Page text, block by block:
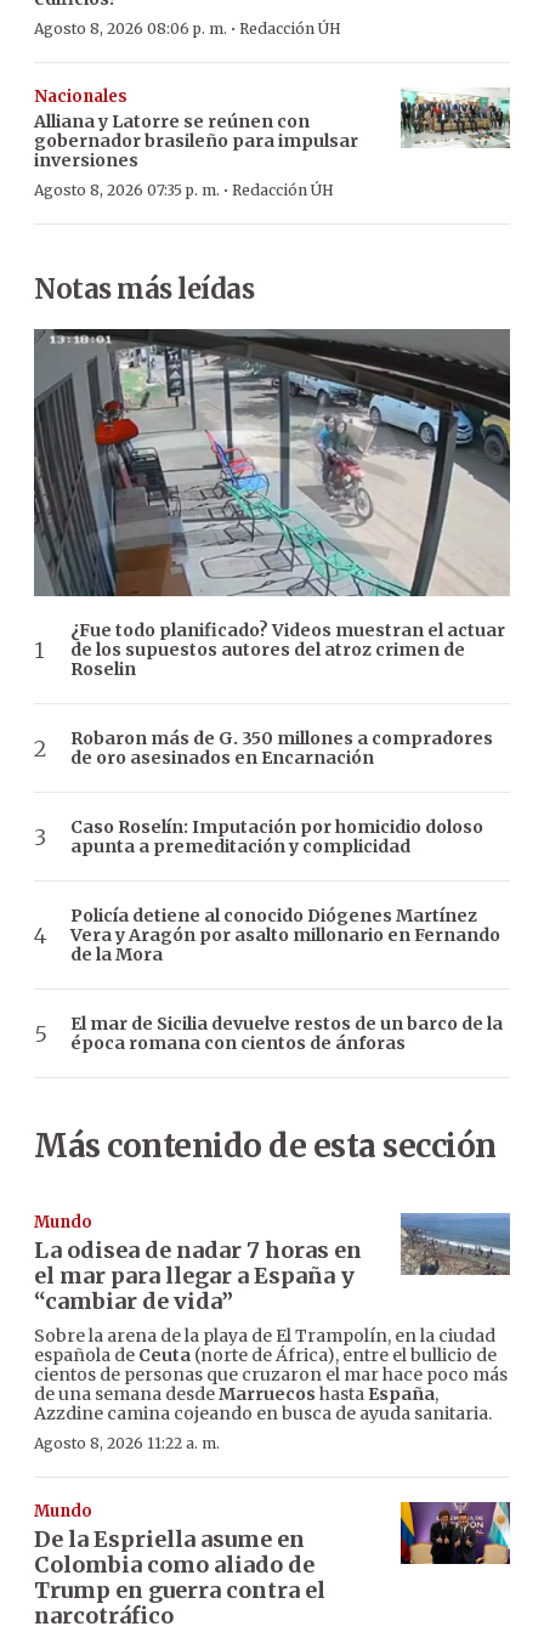
Agosto 8, 2026 08:06 p. m. · Redacción ÚH
Nacionales
Alliana y Latorre se reúnen con
gobernador brasileño para impulsar
inversiones
Agosto 8, 2026 07:35 p. m. · Redacción ÚH
Notas más leídas
¿Fue todo planificado? Videos muestran el actuar
de los supuestos autores del atroz crimen de
Roselin
Robaron más de G. 350 millones a compradores
de oro asesinados en Encarnación
Caso Roselín: Imputación por homicidio doloso
apunta a premeditación y complicidad
Policía detiene al conocido Diógenes Martínez
Vera y Aragón por asalto millonario en Fernando
de la Mora
El mar de Sicilia devuelve restos de un barco de la
época romana con cientos de ánforas
Más contenido de esta sección
Mundo
La odisea de nadar 7 horas en
el mar para llegar a España y
“cambiar de vida”
Sobre la arena de la playa de El Trampolín, en la ciudad
española de Ceuta (norte de África), entre el bullicio de
cientos de personas que cruzaron el mar hace poco más
de una semana desdeMarruecos hasta España,
Azzdine camina cojeando en busca de ayuda sanitaria.
Agosto 8, 2026 11:22 a. m.
Mundo
De la Espriella asume en
Colombia como aliado de
Trump en guerra contra el
narcotráfico